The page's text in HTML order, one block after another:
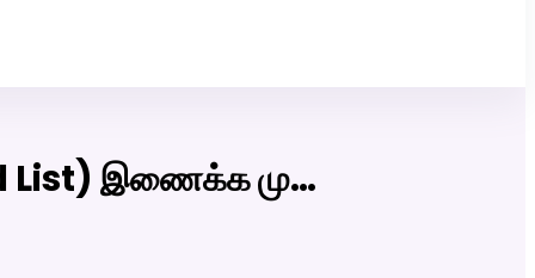
List) இணைக்க மு…